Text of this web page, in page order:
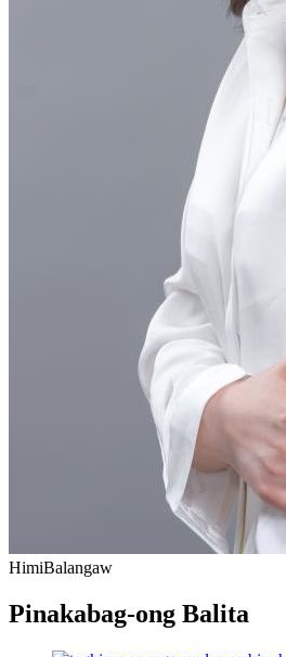
HimiBalangaw
Pinakabag-ong Balita